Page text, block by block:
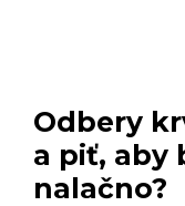
Odbery
a piť, aby
nalačno?